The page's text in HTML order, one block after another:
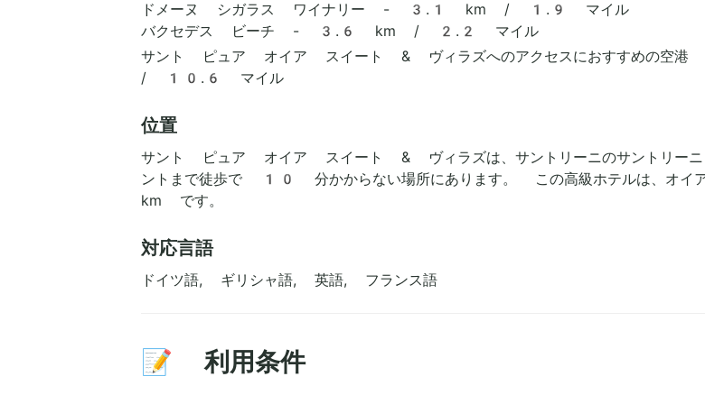
ドメーヌ シガラス ワイナリー - 3.1 km / 1.9 マイル
バクセデス ビーチ - 3.6 km / 2.2 マイル
サント ピュア オイア スイート & ヴィラズへのアクセスにおすすめ
/ 10.6 マイル
位置
サント ピュア オイア スイート & ヴィラズは、サントリーニのサントリー
ントまで徒歩で 10 分かからない場所にあります。 この高級ホテルは
km です。
対応言語
ドイツ語, ギリシャ語, 英語, フランス語
📝 利用条件